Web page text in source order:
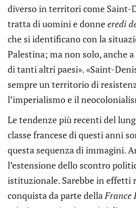
diverso in territori come Saint-
tratta di uomini e donneeredi
che si identificano con la
Palestina; ma non solo, anche
di tanti altri paesi». «Saint-
sempre un territorio di
l’imperialismo e il
Le tendenze più recenti del
classe francese di questi anni
questa sequenza di immagini.
l’estensione dello scontro
istituzionale. Sarebbe in effetti
conquista da parte dellaFrance